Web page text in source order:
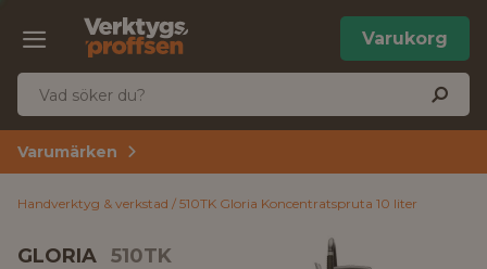
Varukorg
Varumärken
Handverktyg & verkstad 510TK Gloria Koncentratspruta 10 liter
GLORIA 510TK